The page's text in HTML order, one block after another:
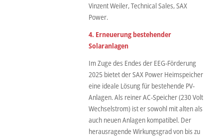
Vinzent Weiler, Technical Sales, SAX
Power.
4. Erneuerung bestehender
Solaranlagen
Im Zuge des Endes der EEG-Förderung
2025 bietet der SAX Power Heimspeicher
eine ideale Lösung für bestehende PV-
Anlagen. Als reiner AC-Speicher (230 Volt
Wechselstrom) ist er sowohl mit alten als
auch neuen Anlagen kompatibel. Der
herausragende Wirkungsgrad von bis zu